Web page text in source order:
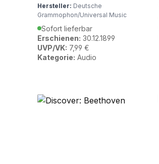
Hersteller: Deutsche
Grammophon/Universal Music
Sofort lieferbar
Erschienen: 30.12.1899
UVP/VK: 7,99 €
Kategorie: Audio